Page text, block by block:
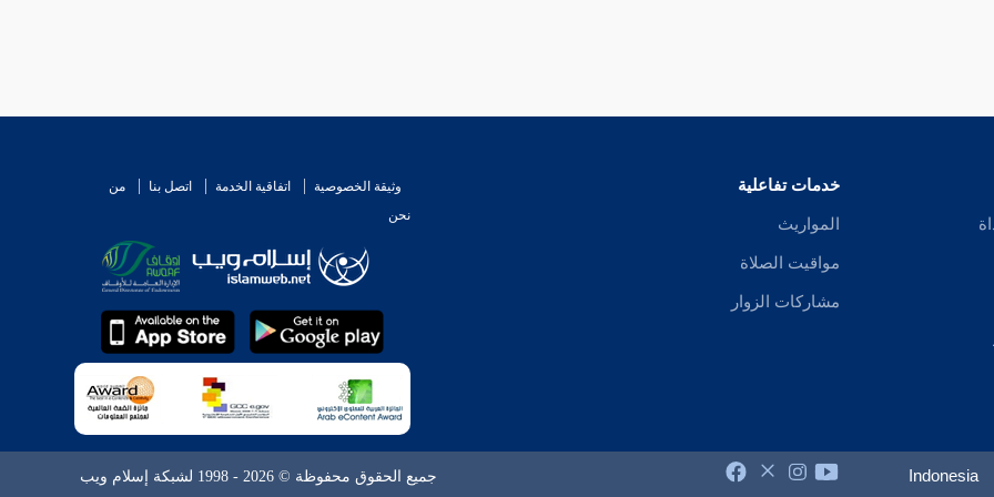
خدمات تفاعلية
المواريث
مواقيت الصلاة
مشاركات الزوار
وثيقة الخصوصية اتفاقية الخدمة اتصل بنا
من
نحن
Indonesia جميع الحقوق محفوظة © 2026 - 1998 لشبكة إسلام ويب